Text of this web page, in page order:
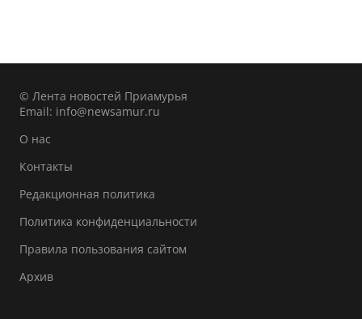
© Лента новостей Приамурья
Email: info@newsamur.ru
О нас
Контакты
Редакционная политика
Политика конфиденциальности
Правила пользования сайтом
Архив